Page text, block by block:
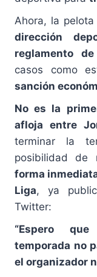
Ahora, la
dirección
reglamento
casos como
sanción
No es la
afloja entre
terminar la
posibilidad de
forma
Liga, ya
Twitter:
“Espero
temporada no
el organizador